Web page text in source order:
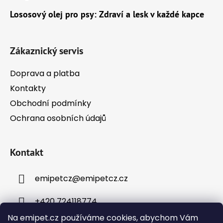
Na emipet.cz používáme cookies, abychom Vám
Lososový olej pro psy: Zdraví a lesk v každé kapce
Zákaznický servis
Doprava a platba
Kontakty
Obchodní podmínky
Ochrana osobních údajů
Kontakt
emipetcz@emipetcz.cz
+420 724118774